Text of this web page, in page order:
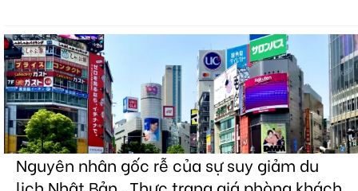
Nguyên nhân gốc rễ của sự suy giảm du